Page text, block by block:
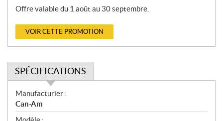
Offre valable du 1 août au 30 septembre.
VOIR CETTE PROMOTION
SPÉCIFICATIONS
S
p
é
Manufacturier :
Can-Am